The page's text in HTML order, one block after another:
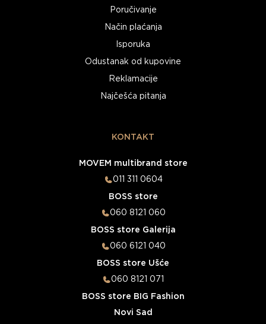
Poručivanje
Način plaćanja
Isporuka
Odustanak od kupovine
Reklamacije
Najčešća pitanja
KONTAKT
MOVEM multibrand store
011 311 0604
BOSS store
060 8121 060
BOSS store Galerija
060 6121 040
BOSS store Ušće
060 8121 071
BOSS store BIG Fashion
Novi Sad